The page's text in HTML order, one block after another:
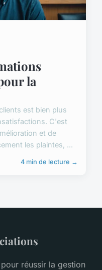
la
est bien plus
C'est
et de
les plaintes, ...
4 min de lecture →
réussir la gestion